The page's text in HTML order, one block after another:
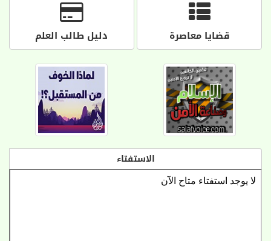
قضايا معاصرة دليل طالب العلم
الاستفتاء